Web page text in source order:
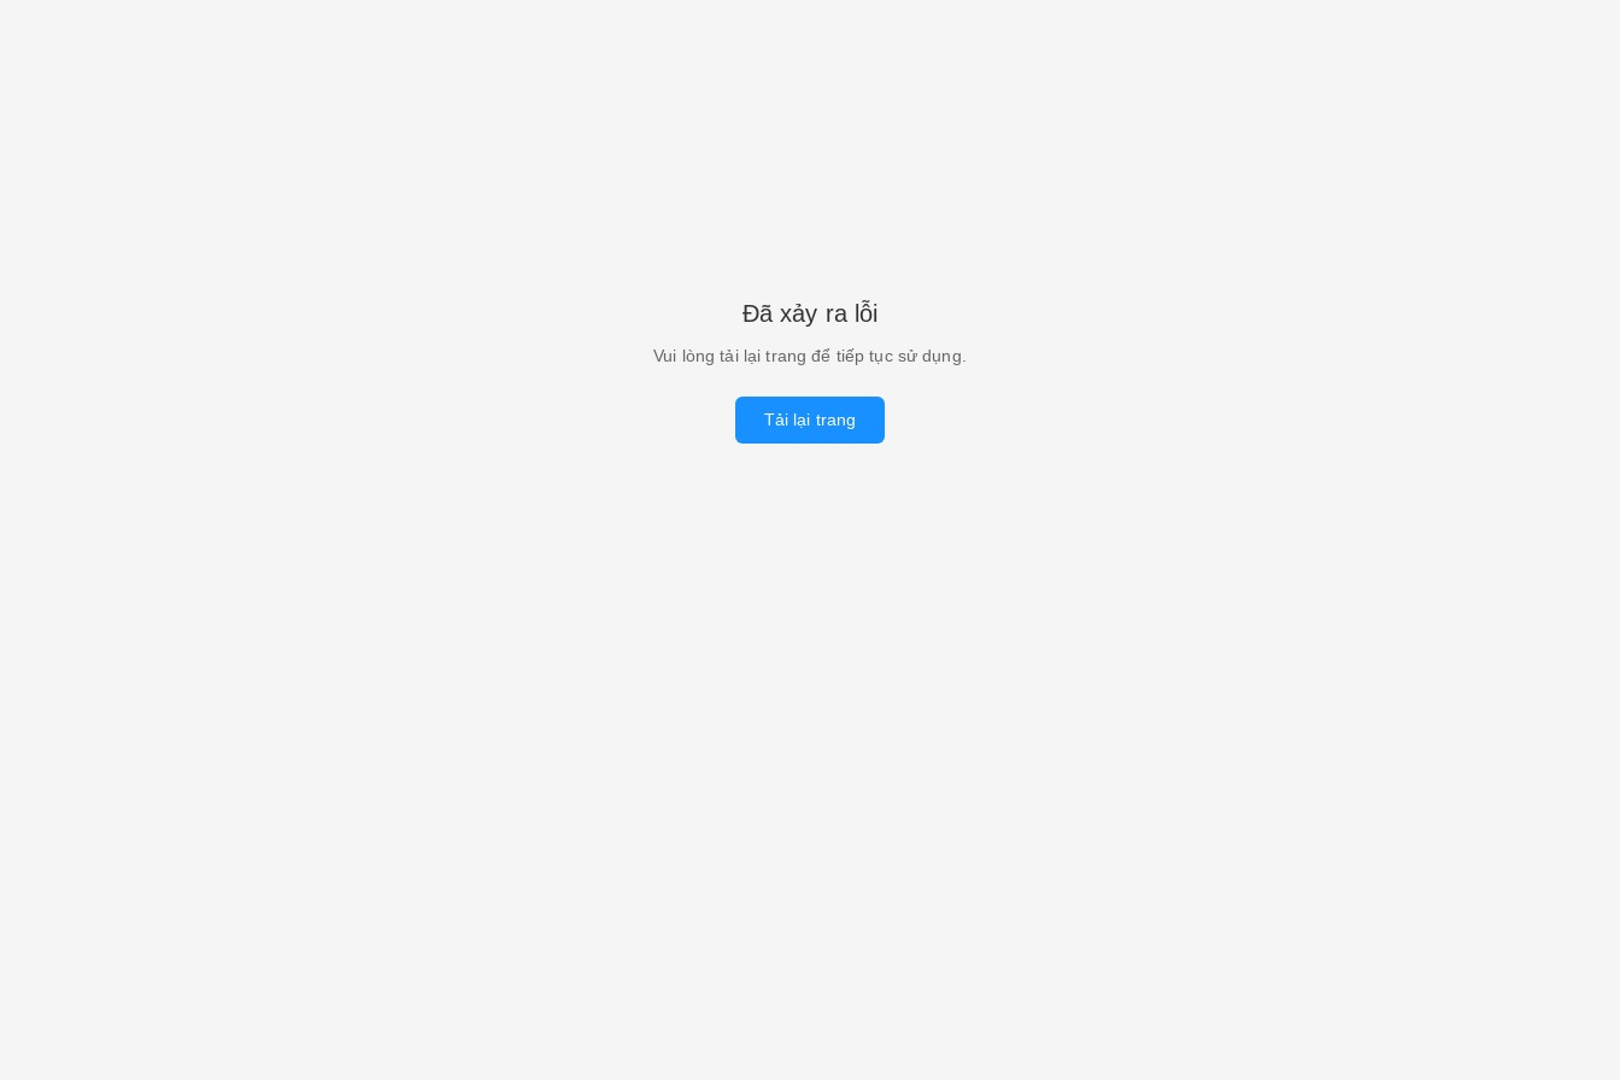
Đã xảy ra lỗi
Vui lòng tải lại trang để tiếp tục sử dụng.
Tải lại trang